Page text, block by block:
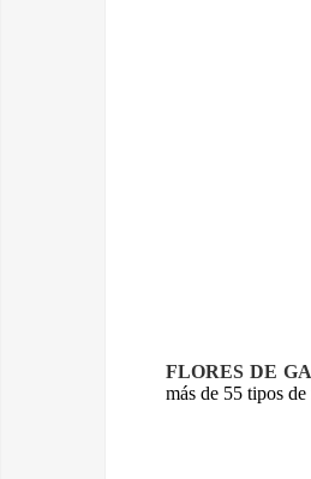
FLORES DE
más de 55 tipos